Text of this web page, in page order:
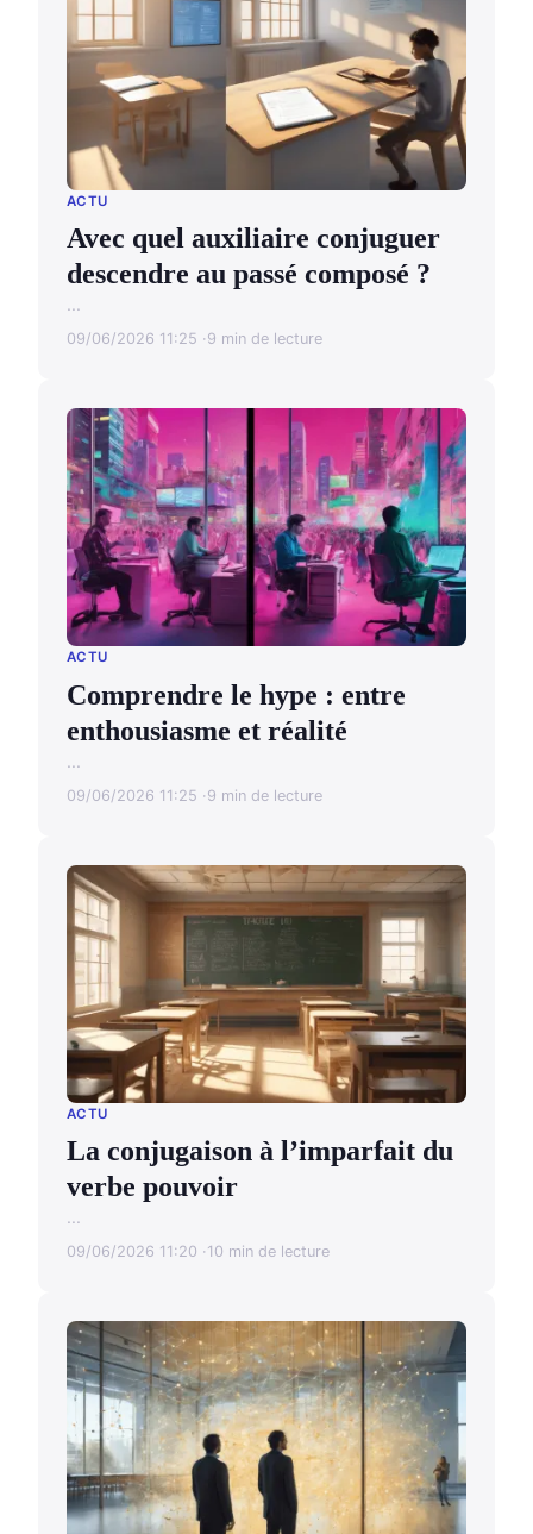
ACTU
Avec quel auxiliaire conjuguer
descendre au passé composé ?
...
09/06/2026 11:25 9 min de lecture
ACTU
Comprendre le hype : entre
enthousiasme et réalité
...
09/06/2026 11:25 9 min de lecture
ACTU
La conjugaison à l’imparfait du
verbe pouvoir
...
09/06/2026 11:20 10 min de lecture